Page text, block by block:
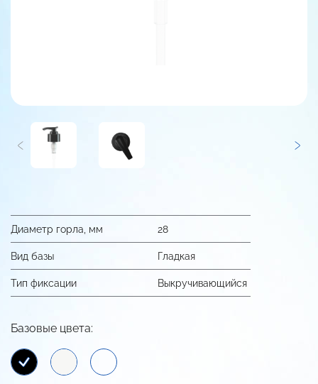
Диаметр горла, мм 28
Вид базы Гладкая
Тип фиксации Выкручивающийся
Базовые цвета: